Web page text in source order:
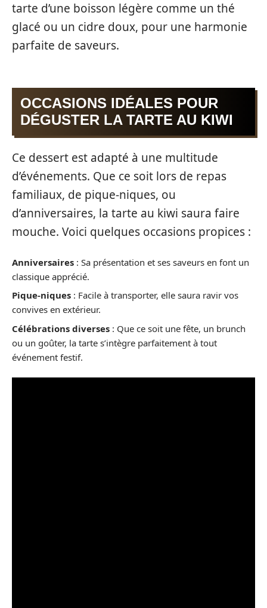
tarte d’une boisson légère comme un thé
glacé ou un cidre doux, pour une harmonie
parfaite de saveurs.
OCCASIONS IDÉALES POUR
DÉGUSTER LA TARTE AU KIWI
Ce dessert est adapté à une multitude
d’événements. Que ce soit lors de repas
familiaux, de pique-niques, ou
d’anniversaires, la tarte au kiwi saura faire
mouche. Voici quelques occasions propices :
Anniversaires : Sa présentation et ses saveurs en font un
classique apprécié.
Pique-niques : Facile à transporter, elle saura ravir vos
convives en extérieur.
Célébrations diverses : Que ce soit une fête, un brunch
ou un goûter, la tarte s’intègre parfaitement à tout
événement festif.